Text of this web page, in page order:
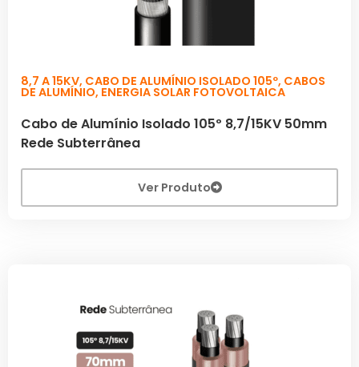
8,7 A 15KV, CABO DE ALUMÍNIO ISOLADO 105º, CABOS
DE ALUMÍNIO, ENERGIA SOLAR FOTOVOLTAICA
Cabo de Alumínio Isolado 105º 8,7/15KV 50mm
Rede Subterrânea
Ver Produto